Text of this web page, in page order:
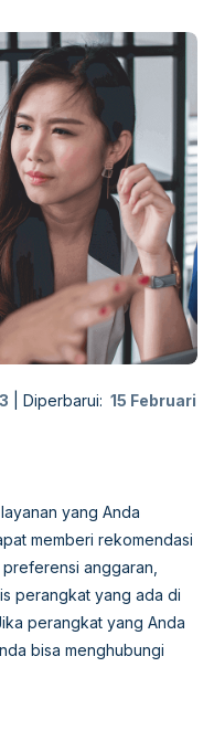
Diperbarui: 15 Februari
yang Anda
memberi rekomendasi
anggaran,
perangkat yang ada di
perangkat yang Anda
bisa menghubungi